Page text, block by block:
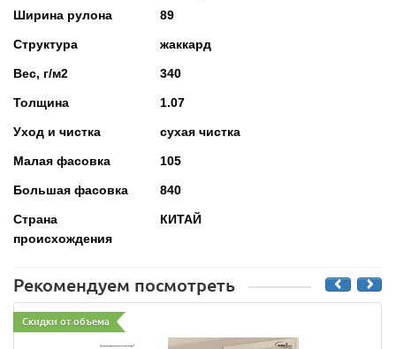
Ширина рулона 89
Структура жаккард
Вес, г/м2 340
Толщина 1.07
Уход и чистка сухая чистка
Малая фасовка 105
Большая фасовка 840
Страна
происхождения
КИТАЙ
Рекомендуем посмотреть
Скидки от объема